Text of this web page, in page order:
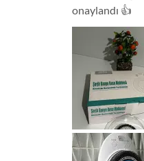
onaylandı 👍